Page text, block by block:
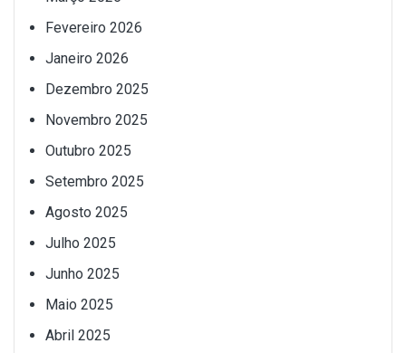
Fevereiro 2026
Janeiro 2026
Dezembro 2025
Novembro 2025
Outubro 2025
Setembro 2025
Agosto 2025
Julho 2025
Junho 2025
Maio 2025
Abril 2025